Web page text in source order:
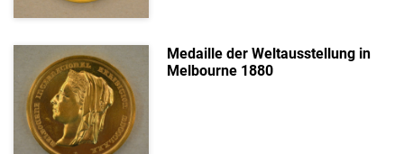
Medaille der Weltausstellung in
Melbourne 1880